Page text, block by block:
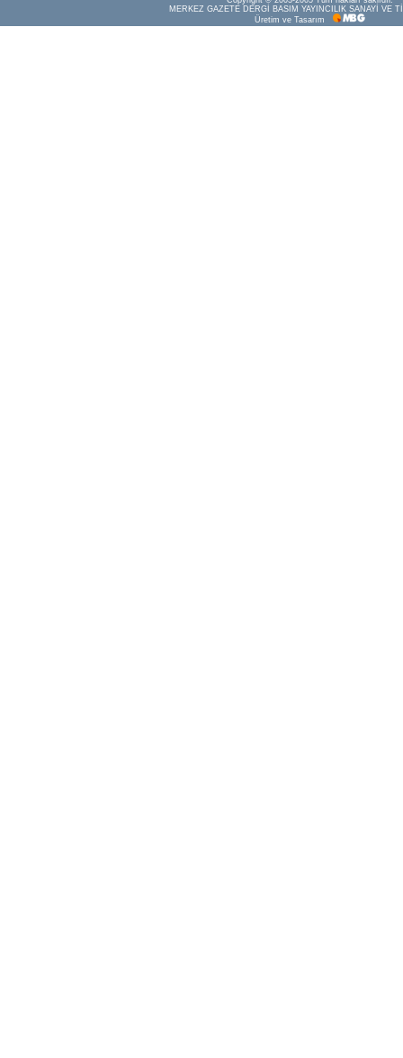
MERKEZ GAZETE DERGİ BASIM YAYINCILIK SANAYİ VE
Üretim ve Tasarım